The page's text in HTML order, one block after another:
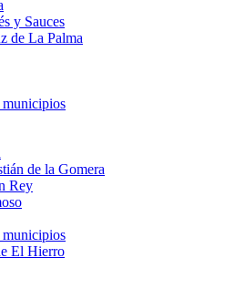
y Sauces
de La Palma
municipios
de la Gomera
Rey
municipios
El Hierro